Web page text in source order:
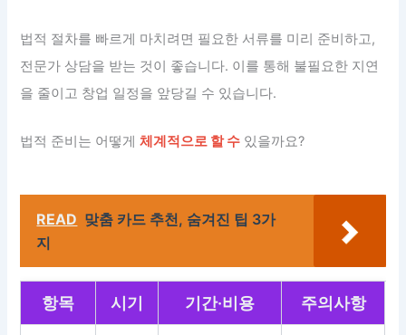
법적 절차를 빠르게 마치려면 필요한 서류를 미리 준비하고,
전문가 상담을 받는 것이 좋습니다. 이를 통해 불필요한 지연
을 줄이고 창업 일정을 앞당길 수 있습니다.
법적 준비는 어떻게체계적으로 할 수 있을까요?
READ 맞춤 카드 추천, 숨겨진 팁 3가
지
항목 시기 기간·비용 주의사항